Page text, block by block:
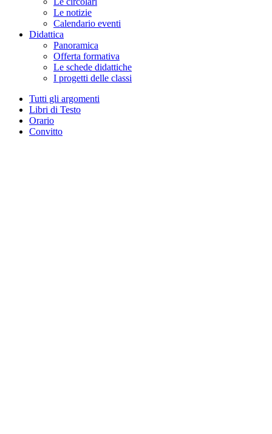
Le notizie
Calendario eventi
Didattica
Panoramica
Offerta formativa
Le schede didattiche
I progetti delle classi
Tutti gli argomenti
Libri di Testo
Orario
Convitto